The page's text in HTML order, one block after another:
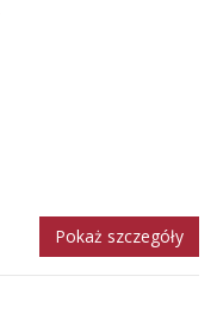
Pokaż szczegóły